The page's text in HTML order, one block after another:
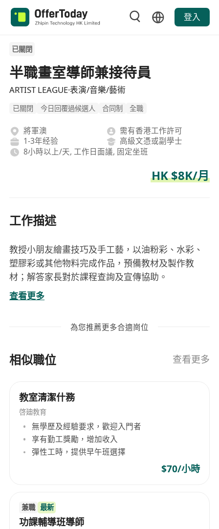
登入
已關閉
半職畫室導師兼接待員
ARTIST LEAGUE·表演/音樂/藝術
已關閉 今日回覆過候選人 合同制 全職
將軍澳
需有香港工作許可
1-3年经验
高級文憑或副學士
8小時以上/天, 工作日面議, 固定坐班
HK $8K/月
工作描述
教授小朋友繪畫技巧及手工藝，以油粉彩、水彩、
塑膠彩或其他物料完成作品，預備教材及製作教
材；解答家長對於課程查詢及宣傳協助。
具責任心，耐性及喜歡小朋友
起碼有一年工作經驗
謝。
每星期返三日半 ，返全日有1小時飯鐘
勤工獎每個月加$300
查看更多
為您推薦更多合適崗位
相似職位 查看更多
教室清潔什務
啓廸教育
無學歷及經驗要求，歡迎入門者
享有勤工獎勵，增加收入
彈性工時，提供早午班選擇
$70/小時
兼職 最新
功課輔導班導師